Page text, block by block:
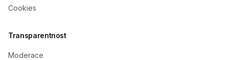
Cookies
Transparentnost
Moderace